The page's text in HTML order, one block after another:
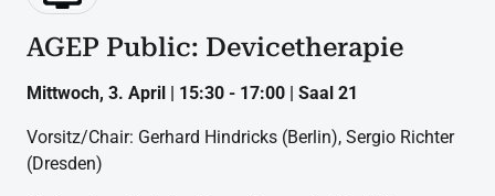
AGEP Public: Devicetherapie
Mittwoch, 3. April | 15:30 - 17:00 | Saal 21
Vorsitz/Chair: Gerhard Hindricks (Berlin), Sergio Richter
(Dresden)